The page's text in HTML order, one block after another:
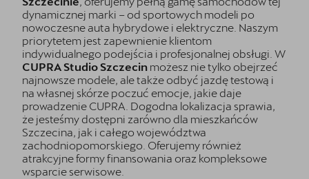
dynamicznej marki – od sportowych modeli po
nowoczesne auta hybrydowe i elektryczne. Naszym
priorytetem jest zapewnienie klientom
indywidualnego podejścia i profesjonalnej obsługi. W
CUPRA Studio Szczecin możesz nie tylko obejrzeć
najnowsze modele, ale także odbyć jazdę testową i
na własnej skórze poczuć emocje, jakie daje
prowadzenie CUPRA. Dogodna lokalizacja sprawia,
że jesteśmy dostępni zarówno dla mieszkańców
Szczecina, jak i całego województwa
zachodniopomorskiego. Oferujemy również
atrakcyjne formy finansowania oraz kompleksowe
wsparcie serwisowe.